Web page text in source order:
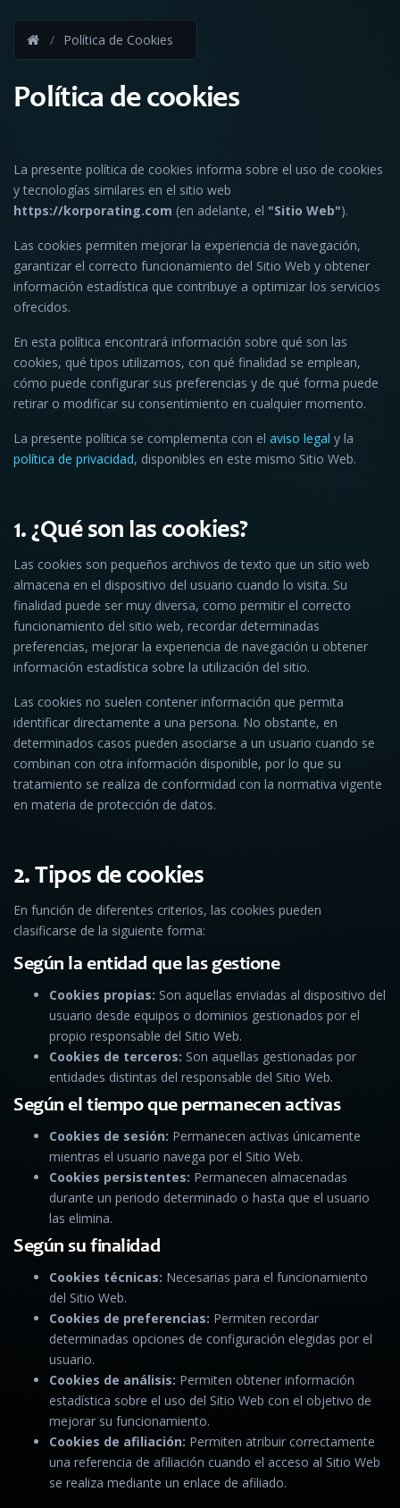
Política de Cookies
Política de cookies
La presente política de cookies informa sobre el uso de cookies
y tecnologías similares en el sitio web
https://korporating.com (en adelante, el "Sitio Web").
Las cookies permiten mejorar la experiencia de navegación,
garantizar el correcto funcionamiento del Sitio Web y obtener
información estadística que contribuye a optimizar los servicios
ofrecidos.
En esta política encontrará información sobre qué son las
cookies, qué tipos utilizamos, con qué finalidad se emplean,
cómo puede configurar sus preferencias y de qué forma puede
retirar o modificar su consentimiento en cualquier momento.
La presente política se complementa con el aviso legal y la
política de privacidad, disponibles en este mismo Sitio Web.
1. ¿Qué son las cookies?
Las cookies son pequeños archivos de texto que un sitio web
almacena en el dispositivo del usuario cuando lo visita. Su
finalidad puede ser muy diversa, como permitir el correcto
funcionamiento del sitio web, recordar determinadas
preferencias, mejorar la experiencia de navegación u obtener
información estadística sobre la utilización del sitio.
Las cookies no suelen contener información que permita
identificar directamente a una persona. No obstante, en
determinados casos pueden asociarse a un usuario cuando se
combinan con otra información disponible, por lo que su
tratamiento se realiza de conformidad con la normativa vigente
en materia de protección de datos.
2. Tipos de cookies
En función de diferentes criterios, las cookies pueden
clasificarse de la siguiente forma:
Según la entidad que las gestione
Cookies propias: Son aquellas enviadas al dispositivo del
usuario desde equipos o dominios gestionados por el
propio responsable del Sitio Web.
Cookies de terceros: Son aquellas gestionadas por
entidades distintas del responsable del Sitio Web.
Según el tiempo que permanecen activas
Cookies de sesión: Permanecen activas únicamente
mientras el usuario navega por el Sitio Web.
Cookies persistentes: Permanecen almacenadas
durante un periodo determinado o hasta que el usuario
las elimina.
Según su finalidad
Cookies técnicas: Necesarias para el funcionamiento
del Sitio Web.
Cookies de preferencias: Permiten recordar
determinadas opciones de configuración elegidas por el
usuario.
Cookies de análisis: Permiten obtener información
estadística sobre el uso del Sitio Web con el objetivo de
mejorar su funcionamiento.
Cookies de afiliación: Permiten atribuir correctamente
una referencia de afiliación cuando el acceso al Sitio Web
se realiza mediante un enlace de afiliado.